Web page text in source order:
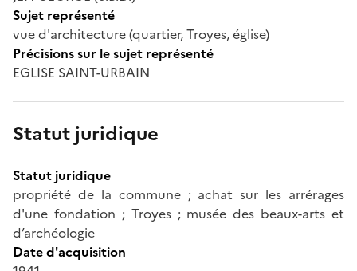
Sujet représenté
vue d'architecture (quartier, Troyes, église)
Précisions sur le sujet représenté
EGLISE SAINT-URBAIN
Statut juridique
Statut juridique
propriété de la commune ; achat sur les arrérages
d'une fondation ; Troyes ; musée des beaux-arts et
d’archéologie
Date d'acquisition